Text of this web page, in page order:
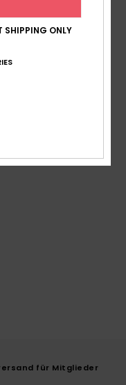
Polyester, 35 %
für Mitglieder
SHIPPING ONLY